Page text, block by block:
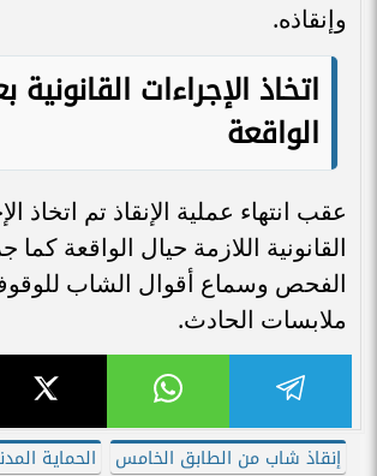
وإنقاذه.
اتخاذ الإجراءات القانونية
الواقعة
عقب انتهاء عملية الإنقاذ تم اتخاذ
القانونية اللازمة حيال الواقعة
الفحص وسماع أقوال الشاب
ملابسات الحادث.
إنقاذ شاب من الطابق الخامس
الحماية